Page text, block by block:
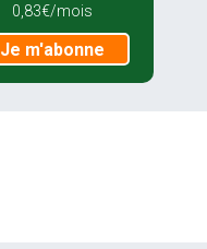
0,83€/mois
Je m'abonne